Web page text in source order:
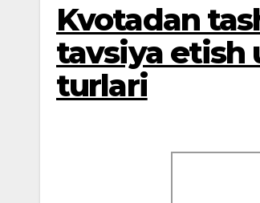
Kvotadan
tavsiya etish
turlari